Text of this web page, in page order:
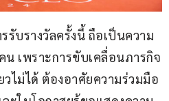
รับรางวัลครั้งนี้ ถือเป็นความ
เพราะการขับเคลื่อนภารกิจ
ไม่ได้ ต้องอาศัยความร่วมมือ